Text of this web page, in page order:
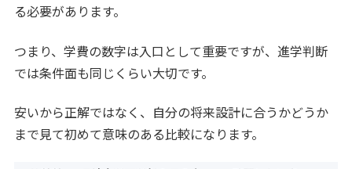
る必要があります。
つまり、学費の数字は入口として重要ですが、進学判断
では条件面も同じくらい大切です。
安いから正解ではなく、自分の将来設計に合うかどうか
まで見て初めて意味のある比較になります。